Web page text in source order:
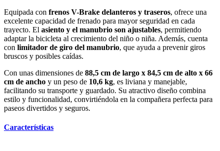
Equipada con frenos V-Brake delanteros y traseros, ofrece una
excelente capacidad de frenado para mayor seguridad en cada
trayecto. El asiento y el manubrio son ajustables, permitiendo
adaptar la bicicleta al crecimiento del niño o niña. Además, cuenta
con limitador de giro del manubrio, que ayuda a prevenir giros
bruscos y posibles caídas.
Con unas dimensiones de 88,5 cm de largo x 84,5 cm de alto x 66
cm de ancho y un peso de 10,6 kg, es liviana y manejable,
facilitando su transporte y guardado. Su atractivo diseño combina
estilo y funcionalidad, convirtiéndola en la compañera perfecta para
paseos divertidos y seguros.
Características